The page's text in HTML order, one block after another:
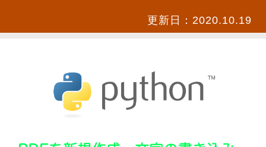
更新日： 2020.10.19